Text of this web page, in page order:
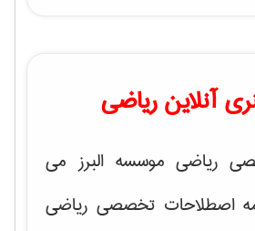
آنلاین ریاضی
ریاضی موسسه البرز می
اصطلاحات تخصصی ریاضی